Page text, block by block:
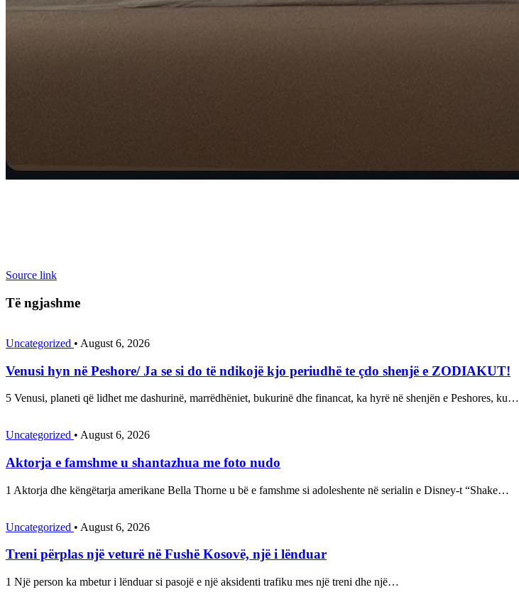
Source link
Të ngjashme
Uncategorized • August 6, 2026
Venusi hyn në Peshore/ Ja se si do të ndikojë kjo periudhë te çdo shenjë e ZODIAKUT!
5 Venusi, planeti që lidhet me dashurinë, marrëdhëniet, bukurinë dhe financat, ka hyrë në shenjën e Peshores, ku…
Uncategorized • August 6, 2026
Aktorja e famshme u shantazhua me foto nudo
1 Aktorja dhe këngëtarja amerikane Bella Thorne u bë e famshme si adoleshente në serialin e Disney-t “Shake…
Uncategorized • August 6, 2026
Treni përplas një veturë në Fushë Kosovë, një i lënduar
1 Një person ka mbetur i lënduar si pasojë e një aksidenti trafiku mes një treni dhe një…